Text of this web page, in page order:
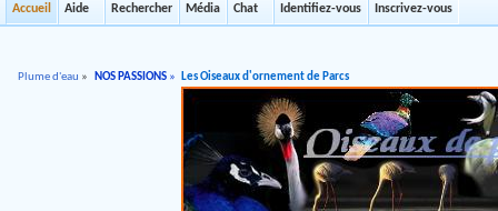
Accueil Aide Rechercher Média Chat Identifiez-vous Inscrivez-vous
Plume d'eau » NOS PASSIONS» Les Oiseaux d'ornement de Parcs